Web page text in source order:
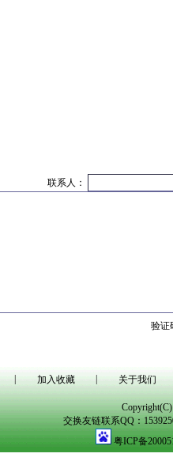
联系人：
验证
加入收藏 关于我们
交换友链联系QQ：
粤ICP备